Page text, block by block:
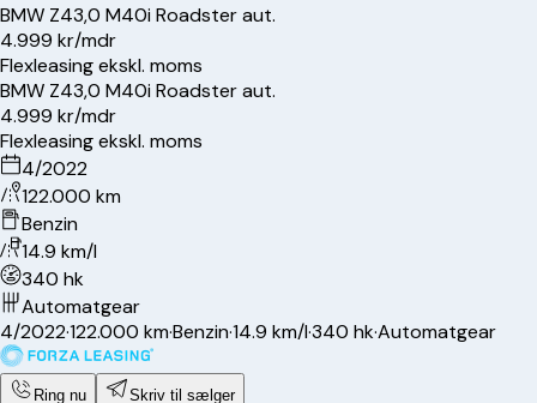
BMW Z43,0 M40i Roadster aut.
4.999 kr/mdr
Flexleasing ekskl. moms
BMW Z43,0 M40i Roadster aut.
4.999 kr/mdr
Flexleasing ekskl. moms
4/2022
122.000 km
Benzin
14.9 km/l
340 hk
Automatgear
4/2022·122.000 km·Benzin·14.9 km/l·340 hk·Automatgear
Ring nu Skriv til sælger